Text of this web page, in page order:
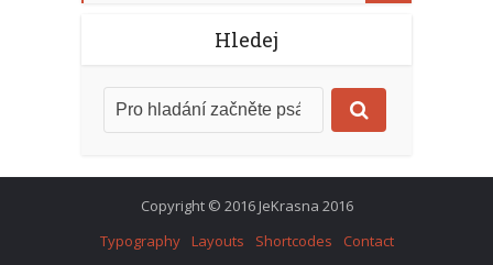
Hledej
Copyright © 2016 JeKrasna 2016
Typography
Layouts Shortcodes Contact